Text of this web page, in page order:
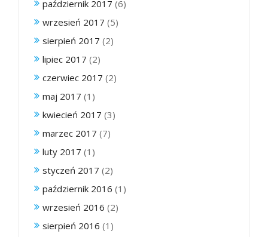
październik 2017 (6)
wrzesień 2017 (5)
sierpień 2017 (2)
lipiec 2017 (2)
czerwiec 2017 (2)
maj 2017 (1)
kwiecień 2017 (3)
marzec 2017 (7)
luty 2017 (1)
styczeń 2017 (2)
październik 2016 (1)
wrzesień 2016 (2)
sierpień 2016 (1)